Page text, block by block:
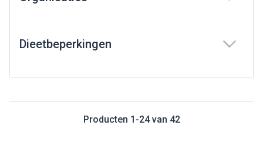
Dieetbeperkingen
Producten 1 -24van 42